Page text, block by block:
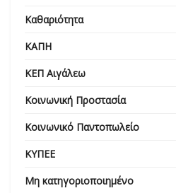
Καθαριότητα
ΚΑΠΗ
ΚΕΠ Αιγάλεω
Κοινωνική Προστασία
Κοινωνικό Παντοπωλείο
ΚΥΠΕΕ
Μη κατηγοριοποιημένο